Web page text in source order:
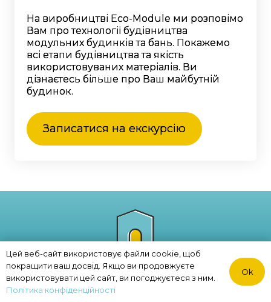
На виробництві Eco-Module ми розповімо
Вам про технології будівництва
модульних будинків та бань. Покажемо
всі етапи будівництва та якість
використовуваних матеріалів. Ви
дізнаєтесь більше про Ваш майбутній
будинок.
Записатися на екскурсію
Політика конфіденційності
© 2023. ECO MODULE
Цей веб-сайт використовує файли cookie, щоб
покращити ваш досвід. Якщо ви продовжуєте
використовувати цей сайт, ви погоджуєтеся з ним.
Політика конфіденційності
Ok